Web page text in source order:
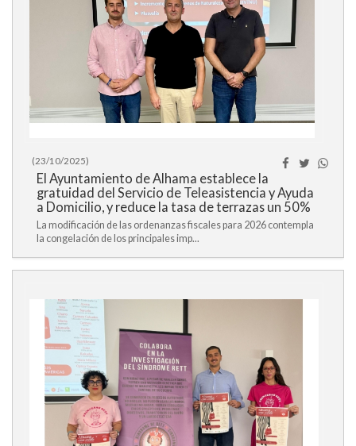
(23/10/2025)
El Ayuntamiento de Alhama establece la
gratuidad del Servicio de Teleasistencia y Ayuda
a Domicilio, y reduce la tasa de terrazas un 50%
La modificación de las ordenanzas fiscales para 2026 contempla
la congelación de los principales imp...